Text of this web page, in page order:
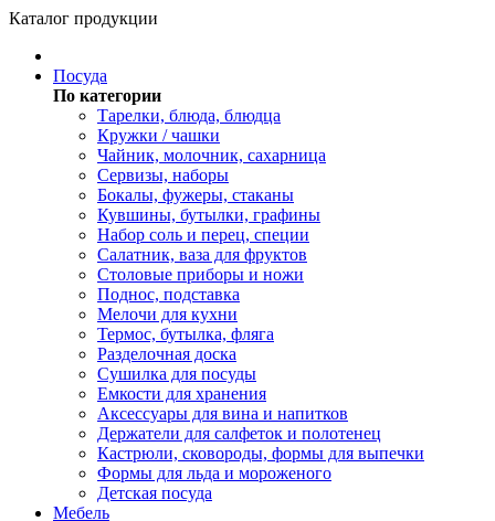
Каталог продукции
Посуда
По категории
Тарелки, блюда, блюдца
Кружки / чашки
Чайник, молочник, сахарница
Сервизы, наборы
Бокалы, фужеры, стаканы
Кувшины, бутылки, графины
Набор соль и перец, специи
Салатник, ваза для фруктов
Столовые приборы и ножи
Поднос, подставка
Мелочи для кухни
Термос, бутылка, фляга
Разделочная доска
Сушилка для посуды
Емкости для хранения
Аксессуары для вина и напитков
Держатели для салфеток и полотенец
Кастрюли, сковороды, формы для выпечки
Формы для льда и мороженого
Детская посуда
Мебель